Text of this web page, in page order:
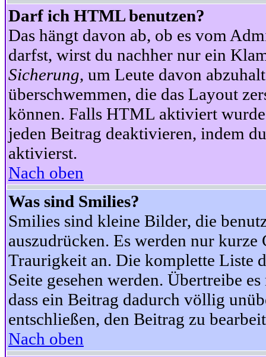
Darf ich HTML benutzen?
Das hängt davon ab, ob es vom
darfst, wirst du nachher nur ein
Sicherung, um Leute davon
überschwemmen, die das Layout
können. Falls HTML aktiviert
jeden Beitrag deaktivieren, indem
aktivierst.
Nach oben
Was sind Smilies?
Smilies sind kleine Bilder, die
auszudrücken. Es werden nur
Traurigkeit an. Die komplette Liste
Seite gesehen werden. Übertreibe
dass ein Beitrag dadurch völlig
entschließen, den Beitrag zu
Nach oben